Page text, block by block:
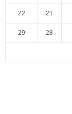
21
22
28
29